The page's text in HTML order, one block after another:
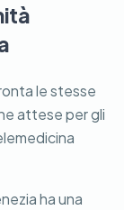
le stesse
attese per gli
ha una